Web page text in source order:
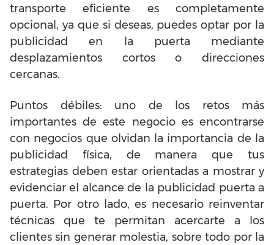
transporte eficiente es completamente
opcional, ya que si deseas, puedes optar por la
publicidad en la puerta mediante
desplazamientos cortos o direcciones
cercanas.
Puntos débiles: uno de los retos más
importantes de este negocio es encontrarse
con negocios que olvidan la importancia de la
publicidad física, de manera que tus
estrategias deben estar orientadas a mostrar y
evidenciar el alcance de la publicidad puerta a
puerta. Por otro lado, es necesario reinventar
técnicas que te permitan acercarte a los
clientes sin generar molestia, sobre todo por la